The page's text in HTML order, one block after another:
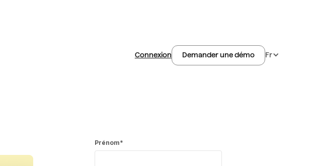
Connexion Demander une démo Fr
Prénom*